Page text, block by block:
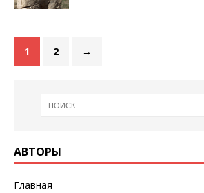
1 2 →
АВТОРЫ
Главная